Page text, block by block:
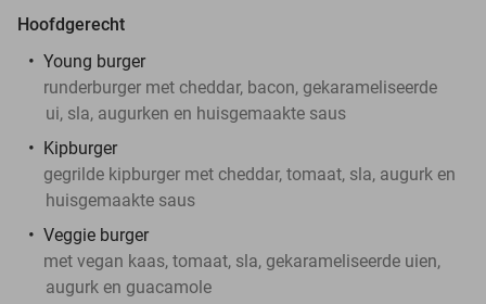
Hoofdgerecht
Young burger
runderburger met cheddar, bacon, gekarameliseerde
ui, sla, augurken en huisgemaakte saus
Kipburger
gegrilde kipburger met cheddar, tomaat, sla, augurk en
huisgemaakte saus
Veggie burger
met vegan kaas, tomaat, sla, gekarameliseerde uien,
augurk en guacamole